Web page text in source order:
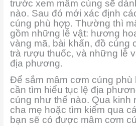
trước xem mâm cúng sẽ
nào. Sau đó mới xác định
cúng phù hợp. Thường thì
gồm những lễ vật: hương
vàng mã, bài khấn, đồ cúng
trà rượu thuốc, và những lễ
địa phương.
Để sắm mâm cơm cúng phù
cần tìm hiểu tục lệ địa
cúng như thế nào. Qua kinh
cha mẹ hoặc tìm kiếm qua
bạn sẽ có được mâm cơm